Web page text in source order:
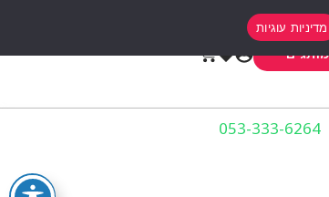
מדיניות עוגיות